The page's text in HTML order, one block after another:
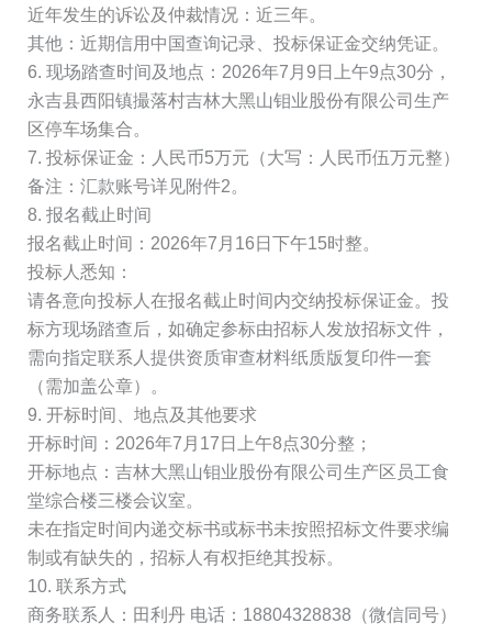
近年发生的诉讼及仲裁情况：近三年。
其他：近期信用中国查询记录、投标保证金交纳凭证。
6. 现场踏查时间及地点：2026年7月9日上午9点30分，
永吉县西阳镇撮落村吉林大黑山钼业股份有限公司生产
区停车场集合。
7. 投标保证金：人民币5万元（大写：人民币伍万元整）
备注：汇款账号详见附件2。
8. 报名截止时间
报名截止时间：2026年7月16日下午15时整。
投标人悉知：
请各意向投标人在报名截止时间内交纳投标保证金。投
标方现场踏查后，如确定参标由招标人发放招标文件，
需向指定联系人提供资质审查材料纸质版复印件一套
（需加盖公章）。
9. 开标时间、地点及其他要求
开标时间：2026年7月17日上午8点30分整；
开标地点：吉林大黑山钼业股份有限公司生产区员工食
堂综合楼三楼会议室。
未在指定时间内递交标书或标书未按照招标文件要求编
制或有缺失的，招标人有权拒绝其投标。
10. 联系方式
商务联系人：田利丹 电话：18804328838（微信同号）